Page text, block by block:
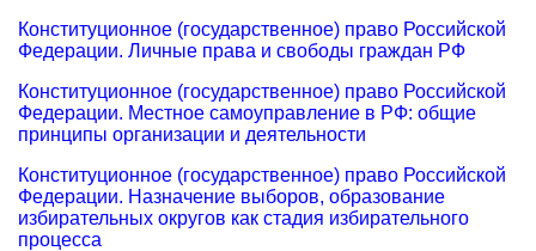
Конституционное (государственное) право Российской
Федерации. Личные права и свободы граждан РФ
Конституционное (государственное) право Российской
Федерации. Местное самоуправление в РФ: общие
принципы организации и деятельности
Конституционное (государственное) право Российской
Федерации. Назначение выборов, образование
избирательных округов как стадия избирательного
процесса